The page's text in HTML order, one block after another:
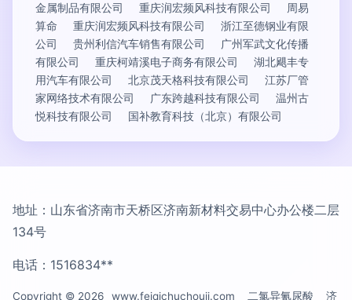
金属制品有限公司
重庆润宏频风科技有限公司
周易
算命
重庆润宏频风科技有限公司
浙江至德钢业有限
公司
贵州利信汽车销售有限公司
广州军武文化传播
有限公司
重庆柯靖溪电子商务有限公司
湖北飓丰专
用汽车有限公司
北京茂天格科技有限公司
江苏厂管
家网络技术有限公司
广东跨越科技有限公司
温州古
悦科技有限公司
国补教育科技（北京）有限公司
地址：山东省济南市天桥区济南新材料交易中心办公楼二层
134号
电话：1516834**
Copyright © 2026 www.feiqichuchouji.com 二氯异氰尿酸 济